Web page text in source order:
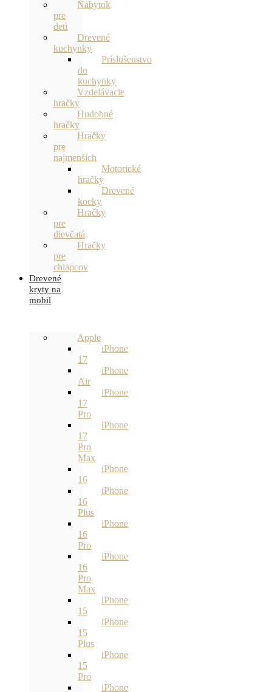
Nábytok
pre
deti
Drevené
kuchynky
Príslušenstvo
do
kuchynky
Vzdelávacie
hračky
Hudobné
hračky
Hračky
pre
najmenších
Motorické
hračky
Drevené
kocky
Hračky
pre
dievčatá
Hračky
pre
chlapcov
Drevené
kryty na
mobil
Apple
iPhone
17
iPhone
Air
iPhone
17
Pro
iPhone
17
Pro
Max
iPhone
16
iPhone
16
Plus
iPhone
16
Pro
iPhone
16
Pro
Max
iPhone
15
iPhone
15
Plus
iPhone
15
Pro
iPhone